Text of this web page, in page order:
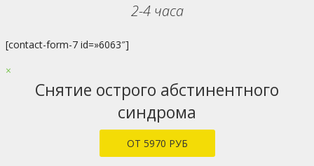
2-4 часа
[contact-form-7 id=»6063″]
×
Снятие острого абстинентного
синдрома
ОТ 5970 РУБ